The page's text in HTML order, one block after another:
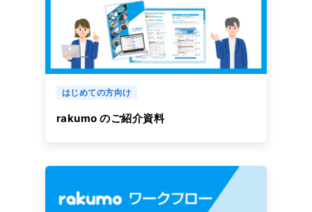
はじめての方向け
rakumo のご紹介資料